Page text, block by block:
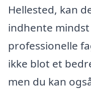
Hellested, kan
indhente
professionelle
ikke blot et
men du kan